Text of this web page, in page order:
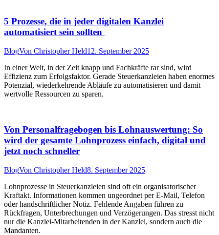
5 Prozesse, die in jeder digitalen Kanzlei
automatisiert sein sollten
BlogVon Christopher Held12. September 2025
In einer Welt, in der Zeit knapp und Fachkräfte rar sind, wird
Effizienz zum Erfolgsfaktor. Gerade Steuerkanzleien haben enormes
Potenzial, wiederkehrende Abläufe zu automatisieren und damit
wertvolle Ressourcen zu sparen.
Von Personalfragebogen bis Lohnauswertung: So
wird der gesamte Lohnprozess einfach, digital und
jetzt noch schneller
BlogVon Christopher Held8. September 2025
Lohnprozesse in Steuerkanzleien sind oft ein organisatorischer
Kraftakt. Informationen kommen ungeordnet per E-Mail, Telefon
oder handschriftlicher Notiz. Fehlende Angaben führen zu
Rückfragen, Unterbrechungen und Verzögerungen. Das stresst nicht
nur die Kanzlei-Mitarbeitenden in der Kanzlei, sondern auch die
Mandanten.